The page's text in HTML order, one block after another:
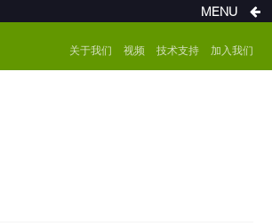
关于我们 视频 技术支持 加入我们
MENU